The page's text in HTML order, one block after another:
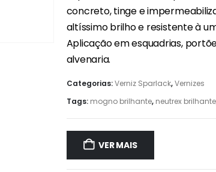
concreto, tinge e
altíssimo brilho e resistente à
Aplicação em esquadrias,
alvenaria.
Categorias:Verniz Sparlack,Vernizes
Tags: mogno brilhante, neutrex brilhante
VER MAIS